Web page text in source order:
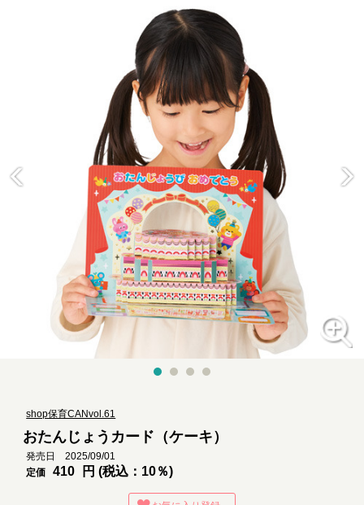
shop保育CANvol.61
おたんじょうカード（ケーキ）
発売日 2025/09/01
定価
410 円 (税込：10％)